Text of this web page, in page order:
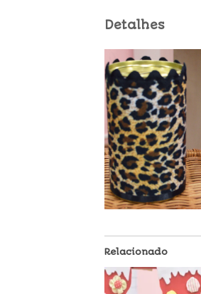
Detalhes
Relacionado